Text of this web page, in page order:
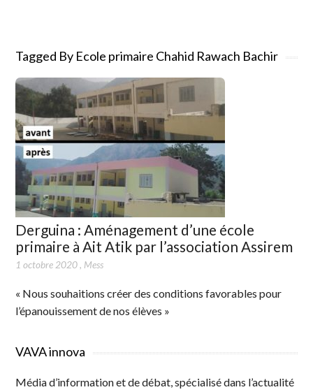
Tagged By Ecole primaire Chahid Rawach Bachir
Derguina : Aménagement d’une école
primaire à Ait Atik par l’association Assirem
1 octobre 2020, Mess
« Nous souhaitions créer des conditions favorables pour
l’épanouissement de nos élèves »
VAVA innova
Média d’information et de débat, spécialisé dans l’actualité